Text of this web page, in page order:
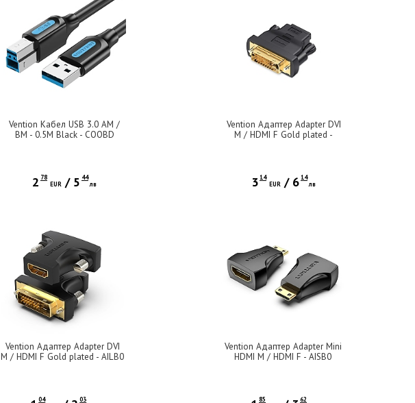
Vention Кабел USB 3.0 AM /
BM - 0.5M Black - COOBD
2 78
EUR / 5 44
лв
Vention Адаптер Adapter DVI
M / HDMI F Gold plated -
314
EUR / 614
лв
Vention Адаптер Adapter DVI
M / HDMI F Gold plated - AILB0
04
03
Vention Адаптер Adapter Mini
HDMI M / HDMI F - AISB0
85
62